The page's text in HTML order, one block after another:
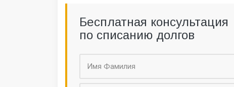
Бесплатная консультация
по списанию долгов